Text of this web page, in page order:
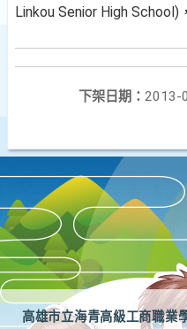
Linkou Senior High School)
下架日期： 2013-
高雄市立海青高級工商職業